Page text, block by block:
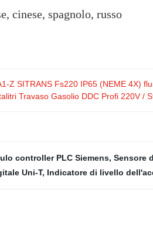
cinese, spagnolo, russo
Z SITRANS Fs220 IP65 (NEME 4X)
Travaso Gasolio DDC Profi 220V /
controller PLC Siemens, Sensore
Uni-T, Indicatore di livello